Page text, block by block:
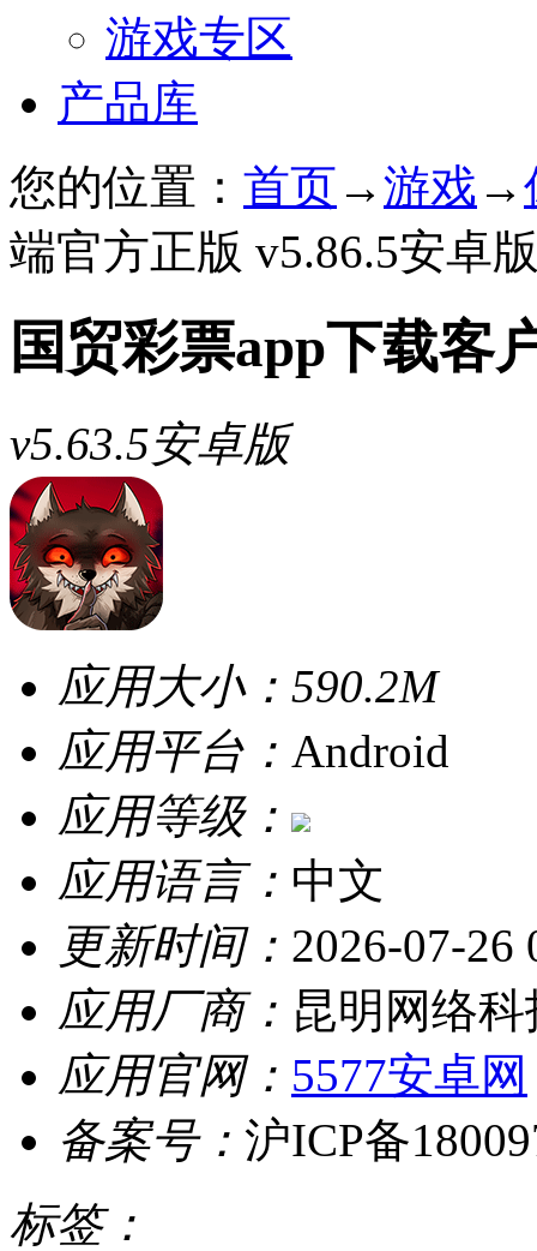
游戏专区
产品库
您的位置： 首页 →游戏 →
端官方正版 v5.86.5安卓
国贸彩票app下载客
v5.63.5安卓版
应用大小： 590.2M
应用平台： Android
应用等级：
应用语言： 中文
更新时间： 2026-07-26
应用厂商： 昆明网络
应用官网： 5577安卓网
备案号： 沪ICP备
标签：